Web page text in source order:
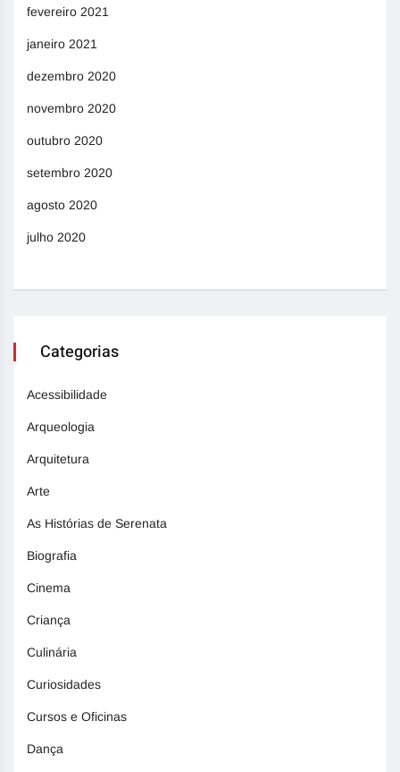
fevereiro 2021
janeiro 2021
dezembro 2020
novembro 2020
outubro 2020
setembro 2020
agosto 2020
julho 2020
Categorias
Acessibilidade
Arqueologia
Arquitetura
Arte
As Histórias de Serenata
Biografia
Cinema
Criança
Culinária
Curiosidades
Cursos e Oficinas
Dança